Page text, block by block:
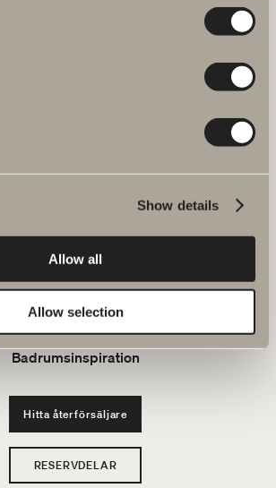
Show details
Allow all
Allow selection
Hållbarhet
Badrumsinspiration
Hitta återförsäljare
RESERVDELAR